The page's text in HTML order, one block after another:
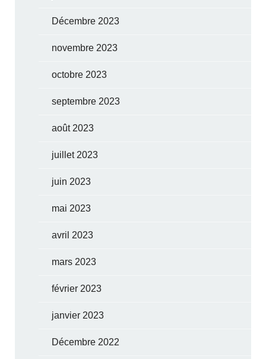
Décembre 2023
novembre 2023
octobre 2023
septembre 2023
août 2023
juillet 2023
juin 2023
mai 2023
avril 2023
mars 2023
février 2023
janvier 2023
Décembre 2022